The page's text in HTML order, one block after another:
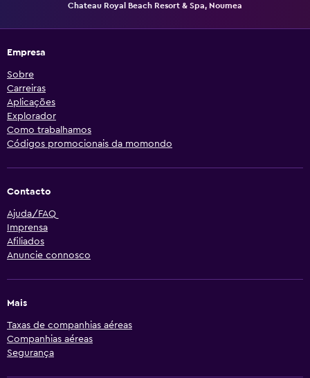
Chateau Royal Beach Resort & Spa, Noumea
Empresa
Sobre
Carreiras
Aplicações
Explorador
Como trabalhamos
Códigos promocionais da momondo
Contacto
Ajuda/FAQ
Imprensa
Afiliados
Anuncie connosco
Mais
Taxas de companhias aéreas
Companhias aéreas
Segurança